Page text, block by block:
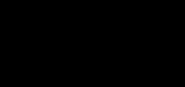
cada atividade acontece, como
Em projetos de arquitetura,